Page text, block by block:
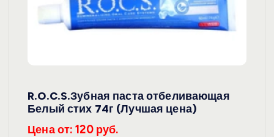
R.O.C.S.Зубная паста отбеливающая
Белый стих 74г (Лучшая цена)
Цена от: 120 руб.